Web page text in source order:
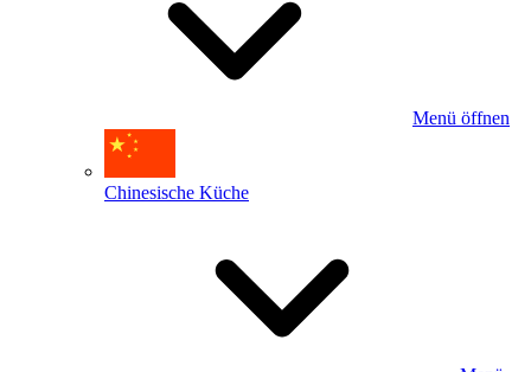
Menü öffnen
Chinesische Küche